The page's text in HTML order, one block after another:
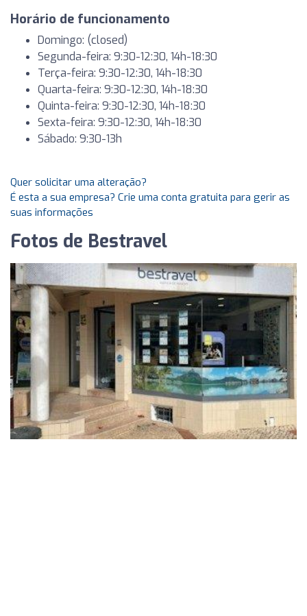
Horário de funcionamento
Domingo: (closed)
Segunda-feira: 9:30-12:30, 14h-18:30
Terça-feira: 9:30-12:30, 14h-18:30
Quarta-feira: 9:30-12:30, 14h-18:30
Quinta-feira: 9:30-12:30, 14h-18:30
Sexta-feira: 9:30-12:30, 14h-18:30
Sábado: 9:30-13h
Quer solicitar uma alteração?
É esta a sua empresa? Crie uma conta gratuita para gerir as
suas informações
Fotos de Bestravel